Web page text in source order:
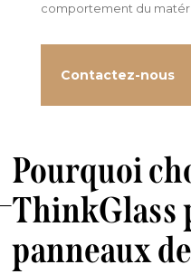
comportement du
Contactez-nous
Pourquoi
ThinkGlass
panneaux